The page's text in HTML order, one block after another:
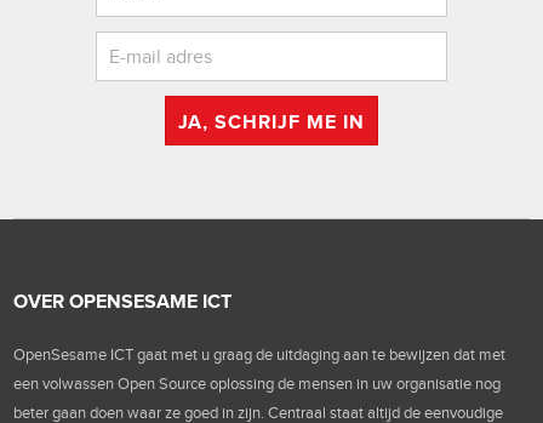
JA, SCHRIJF ME IN
OVER OPENSESAME ICT
OpenSesame ICT gaat met u graag de uitdaging aan te bewijzen dat met
een volwassen Open Source oplossing de mensen in uw organisatie nog
beter gaan doen waar ze goed in zijn. Centraal staat altijd de eenvoudige